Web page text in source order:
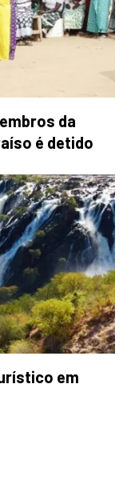
da
é detido
em